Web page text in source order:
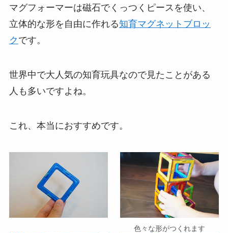
マグフォーマーは磁石でくっつくピースを使い、
立体的な形を自由に作れる知育マグネットブロッ
ク です。
世界中で大人気の知育玩具なので見たことがある
人も多いですよね。
これ、本当におすすめです。
色々な形がつくれます